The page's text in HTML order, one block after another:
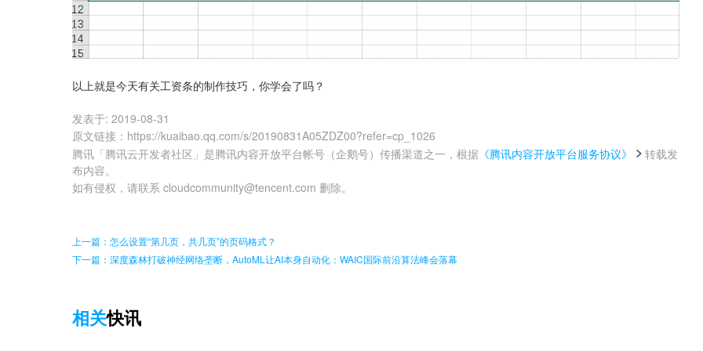
以上就是今天有关工资条的制作技巧，你学会了吗？
发表于: 2019-08-31
原文链接 ： https://kuaibao.qq.com/s/20190831A05ZDZ00?refer=cp_1026
腾讯「腾讯云开发者社区」是腾讯内容开放平台帐号（企鹅号）传播渠道之一，根据 《腾讯内容开放平台服务协议》
转载发
布内容。
如有侵权，请联系 cloudcommunity@tencent.com 删除。
上一篇：怎么设置“第几页，共几页”的页码格式？
下一篇：深度森林打破神经网络垄断，AutoML让AI本身自动化：WAIC国际前沿算法峰会落幕
相关快讯